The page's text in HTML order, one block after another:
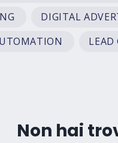
DIGITAL
LEAD
Non hai